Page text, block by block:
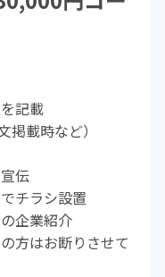
記載
掲載時など）
伝
チラシ設置
企業紹介
方はお断りさせて